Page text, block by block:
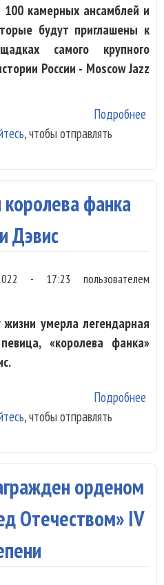
камерных ансамблей и
будут приглашены к
самого крупного
России - Moscow Jazz
Подробнее
, чтобы отправлять
фанка
Дэвис
- 17:23 пользователем
умерла легендарная
«королева фанка»
Подробнее
, чтобы отправлять
орденом
Отечеством» IV